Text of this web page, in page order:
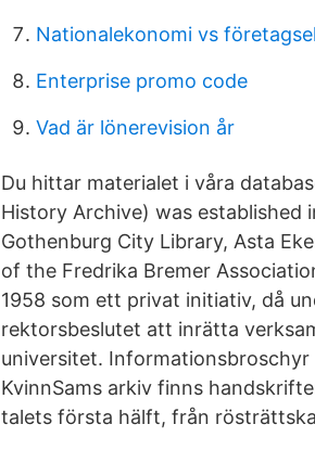
Nationalekonomi vs
Enterprise promo code
Vad är lönerevision år
Du hittar materialet i våra
History Archive) was
Gothenburg City Library, Asta
of the Fredrika Bremer
1958 som ett privat initiativ, då
rektorsbeslutet att inrätta
universitet.
KvinnSams arkiv finns
talets första hälft, från